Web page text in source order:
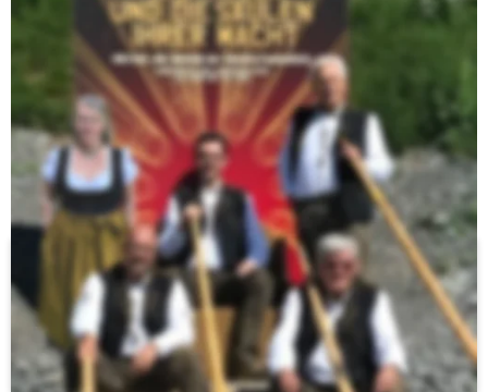
Ensemble jedenfalls wird nicht verlegen, wenn es um Musik geht,
die über das traditionelle hinausgeht und in seiner Vielfältigkeit
und Einzigartigkeit seinesgleichen sucht.
Übrigens:
Dass es deutlich über 600 Jahre gedauert hat, bis das Alphorn
endlich auch im Badischen heimisch wurde, liegt einfach daran,
dass das „Erste Badische Alphorntrio“ erst jetzt seine Formation
gefunden hat ...
Und noch ein Schenkelklopfer:
Wie lange braucht man, um Alphorn spielen zu lernen?
Fünfzig Jahre!
Neunundvierzig Jahre bis der Baum gewachsen ist und ein
Jahr bis man spielen kann.